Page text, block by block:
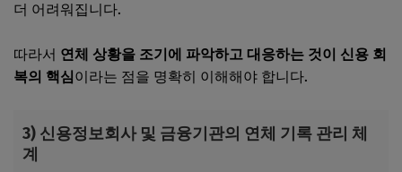
더 어려워집니다.
따라서 연체 상황을 조기에 파악하고 대응하는 것이 신용 회
복의 핵심 이라는 점을 명확히 이해해야 합니다.
3) 신용정보회사 및 금융기관의 연체 기록 관리 체
계